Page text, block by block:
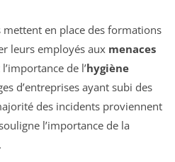
en place des formations
leurs employés aux menaces
de l’hygiène
d’entreprises ayant subi des
des incidents proviennent
l’importance de la